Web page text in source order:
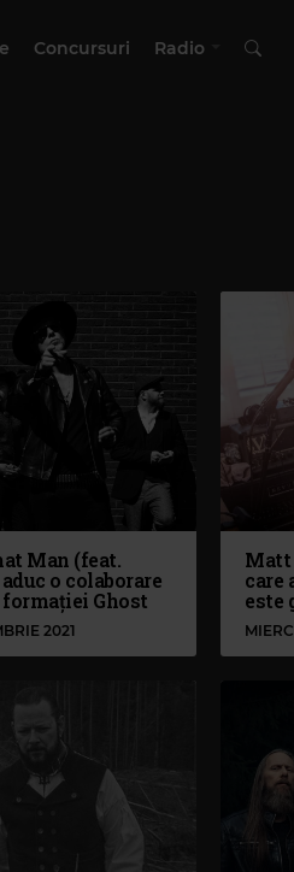
Concursuri Radio
Man (feat.
o colaborare
Ghost
2021
Matt
care
este